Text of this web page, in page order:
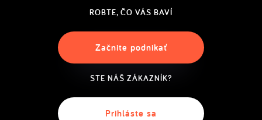
ROBTE, ČO VÁS BAVÍ
Začnite podnikať
STE NÁŠ ZÁKAZNÍK?
Prihláste sa